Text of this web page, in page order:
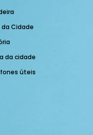
da Cidade
da cidade
úteis